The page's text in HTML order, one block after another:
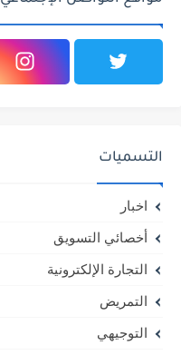
التسميات
اخبار
أخصائي التسويق
التجارة الإلكترونية
التمريض
التوجيهي